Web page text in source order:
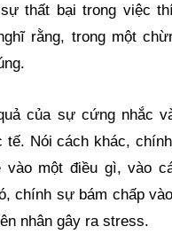
thất bại trong việc
rằng, trong một
của sự cứng nhắc
tế. Nói cách khác,
vào một điều gì, vào
chính sự bám chấp
nhân gây ra stress.